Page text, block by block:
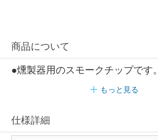
商品について
●燻製器用のスモークチップです。
もっと見る
仕様詳細